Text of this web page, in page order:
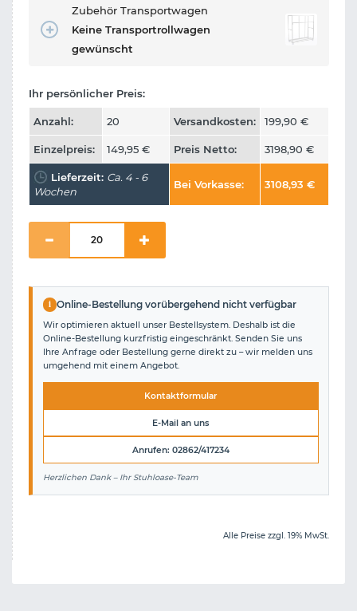
Zubehör Transportwagen
Keine Transportrollwagen
gewünscht
Ihr persönlicher Preis:
Anzahl: 20 Versandkosten: 199,90 €
Einzelpreis: 149,95 € Preis Netto: 3198,90 €
Lieferzeit: Ca. 4 - 6
Wochen
Bei Vorkasse: 3108,93 €
i Online-Bestellung vorübergehend nicht verfügbar
Wir optimieren aktuell unser Bestellsystem. Deshalb ist die
Online-Bestellung kurzfristig eingeschränkt. Senden Sie uns
Ihre Anfrage oder Bestellung gerne direkt zu – wir melden uns
umgehend mit einem Angebot.
Kontaktformular
E-Mail an uns
Anrufen: 02862/417234
Herzlichen Dank – Ihr Stuhloase-Team
Alle Preise zzgl. 19% MwSt.